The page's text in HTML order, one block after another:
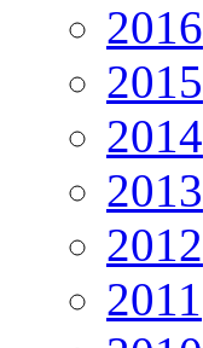
2016
2015
2014
2013
2012
2011